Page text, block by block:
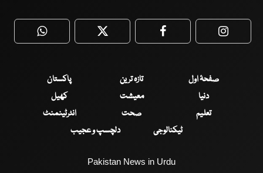
WhatsApp Twitter Facebook
صفحۂ اول تازہ ترین
پاکستان
دنیا
معیشت
کھیل
تعلیم
صحت
انٹرٹینمنٹ
ٹیکنالوجی
دلچسپ و عجیب
Pakistan News in Urdu